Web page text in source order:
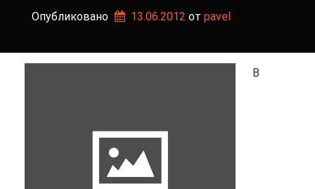
Опубликовано 13.06.2012 от pavel
В